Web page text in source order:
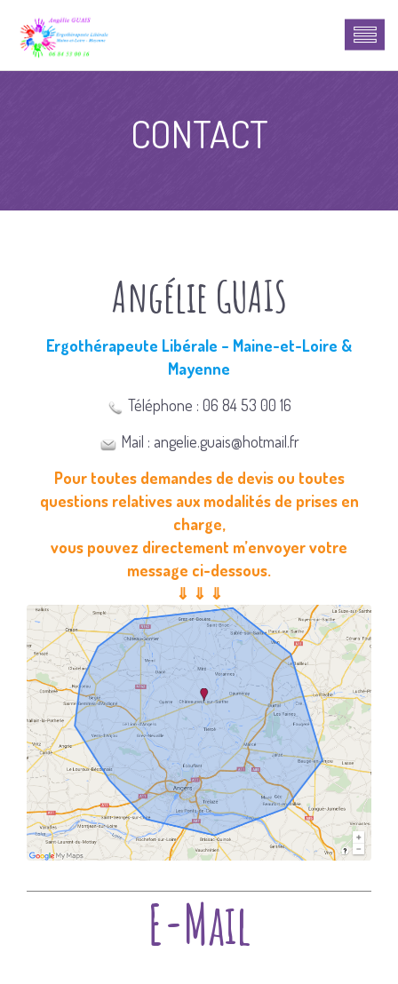
CONTACT
Angélie GUAIS
Ergothérapeute Libérale – Maine-et-Loire &
Mayenne
Téléphone : 06 84 53 00 16
Mail : angelie.guais@hotmail.fr
Pour toutes demandes de devis ou toutes
questions relatives aux modalités de prises en
charge,
vous pouvez directement m’envoyer votre
message ci-dessous.
⇓ ⇓ ⇓
E-Mail